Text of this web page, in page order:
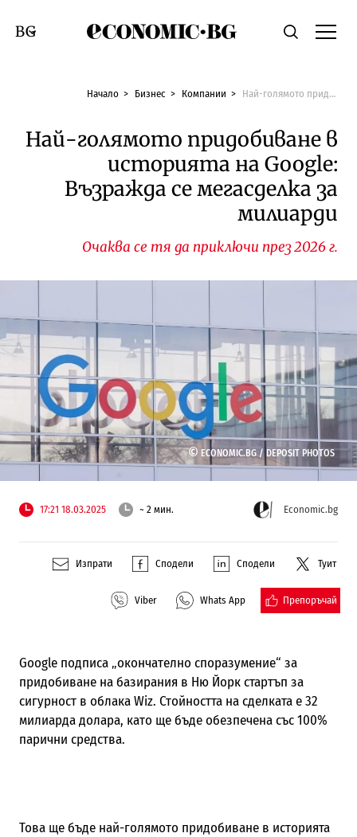
Economic.bgТърсене
Смяна на език
Начало Бизнес Компании Най-голямото придобиване в историята на Google: Възражда се мегасделка за милиарди
Най-голямото придобиване в
историята на Google:
Възражда се мегасделка за
милиарди
Очаква се тя да приключи през 2026 г.
© ECONOMIC.BG / DEPOSIT PHOTOS
17:21 18.03.2025 ~ 2 мин. Economic.bg
Изпрати Сподели Сподели Туит
Viber Whats App Препоръчай
Google подписа „окончателно споразумение“ за
придобиване на базирания в Ню Йорк стартъп за
сигурност в облака Wiz. Стойността на сделката е 32
милиарда долара, като ще бъде обезпечена със 100%
парични средства.
Това ще бъде най-голямото придобиване в историята